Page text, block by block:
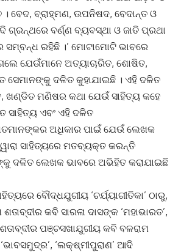
ବେଦ, ବ୍ରାହ୍ମଣ, ଉପନିଷଦ, ବେଦାନ୍ତ ଓ
ଗ୍ରନ୍ଥରେ ବର୍ଣ୍ଣ ବ୍ୟବସ୍ଥା ଓ ଜାତି ପ୍ରଥା
ସମ୍ବନ୍ଧ ରହିଛି ।’ ମୋଟାମୋଟି ଭାବରେ
ଯେଉଁମାନେ ଅତ୍ୟାଚାରିତ, ଶୋଷିତ,
ସେମାନଙ୍କୁ ଦଳିତ କୁହାଯାଇଛି । ଏହି ଦଳିତ
ଖଣ୍ଡିତ ମଣିଷର କଥା ଯେଉଁ ସାହିତ୍ୟ କହେ
ସାହିତ୍ୟ ଏବଂ ଏହି ଦଳିତ
ଅଧିକାର ପାଇଁ ଯେଉଁ ଲେଖକ
ସାହିତ୍ୟରେ ମତବ୍ୟକ୍ତ କରନ୍ତି
ଦଳିତ ଲେଖକ ଭାବରେ ଅଭିହିତ କରାଯାଇଛି
ବୌଦ୍ଧଯୁଗୀୟ ‘ଚର୍ଯ୍ୟାଗୀତିକା’ ଠାରୁ,
କବି ସାରଳା ଦାସଙ୍କ ‘ମହାଭାରତ’,
ପଞ୍ଚସଖାଯୁଗୀୟ କବି ବଳରାମ
‘ଲକ୍ଷ୍ମୀପୁରାଣ’ ଆଦି